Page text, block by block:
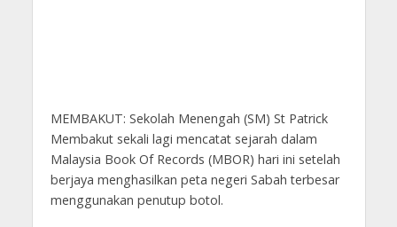
MEMBAKUT: Sekolah Menengah (SM) St Patrick
Membakut sekali lagi mencatat sejarah dalam
Malaysia Book Of Records (MBOR) hari ini setelah
berjaya menghasilkan peta negeri Sabah terbesar
menggunakan penutup botol.